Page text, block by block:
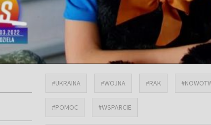
#UKRAINA #WOJNA #RAK
#POMOC #WSPARCIE